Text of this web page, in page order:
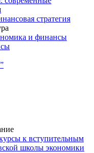
стратегия
и финансы
к вступительным
школы экономики